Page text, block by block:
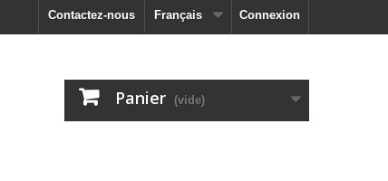
Connexion
Français
Contactez-nous
Panier (vide)